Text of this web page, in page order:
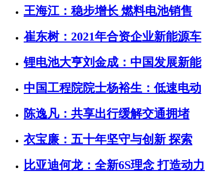
王海江：稳步增长 燃料电池销售
崔东树：2021年合资企业新能源车
锂电池大亨刘金成：中国发展新能
中国工程院院士杨裕生：低速电动
陈逸凡：共享出行缓解交通拥堵
衣宝廉：五十年坚守与创新 探索
比亚迪何龙：全新6S理念 打造动力